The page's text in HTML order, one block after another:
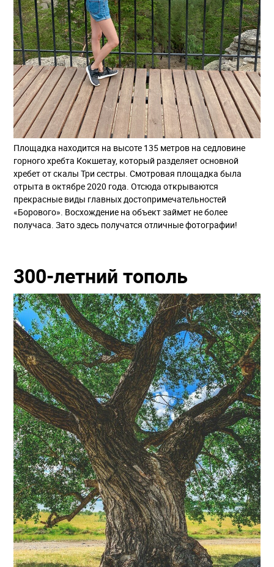
Площадка находится на высоте 135 метров на седловине
горного хребта Кокшетау, который разделяет основной
хребет от скалы Три сестры. Смотровая площадка была
отрыта в октябре 2020 года. Отсюда открываются
прекрасные виды главных достопримечательностей
«Борового». Восхождение на объект займет не более
получаса. Зато здесь получатся отличные фотографии!
300-летний тополь